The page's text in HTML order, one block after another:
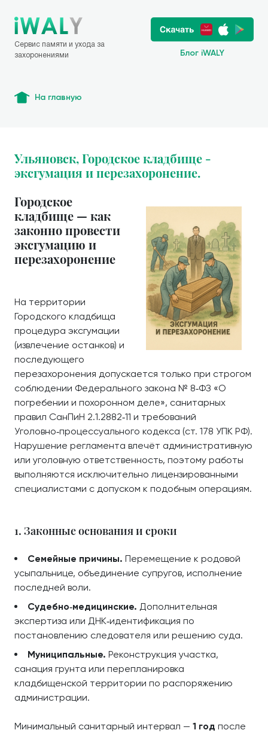
Сервис памяти и ухода за
захоронениями
Блог iWALY
На главную
Ульяновск, Городское кладбище -
эксгумация и перезахоронение.
Городское
кладбище — как
законно провести
эксгумацию и
перезахоронение
На территории
Городского кладбища
процедура эксгумации
(извлечение останков) и
последующего
перезахоронения допускается только при строгом
соблюдении Федерального закона № 8‑ФЗ «О
погребении и похоронном деле», санитарных
правил СанПиН 2.1.2882‑11 и требований
Уголовно‑процессуального кодекса (ст. 178 УПК РФ).
Нарушение регламента влечёт административную
или уголовную ответственность, поэтому работы
выполняются исключительно лицензированными
специалистами с допуском к подобным операциям.
1. Законные основания и сроки
Семейные причины. Перемещение к родовой
усыпальнице, объединение супругов, исполнение
последней воли.
Судебно‑медицинские. Дополнительная
экспертиза или ДНК‑идентификация по
постановлению следователя или решению суда.
Муниципальные. Реконструкция участка,
санация грунта или перепланировка
кладбищенской территории по распоряжению
администрации.
Минимальный санитарный интервал — 1 год после